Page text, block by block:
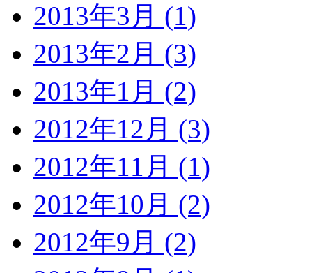
2013年3月 (1)
2013年2月 (3)
2013年1月 (2)
2012年12月 (3)
2012年11月 (1)
2012年10月 (2)
2012年9月 (2)